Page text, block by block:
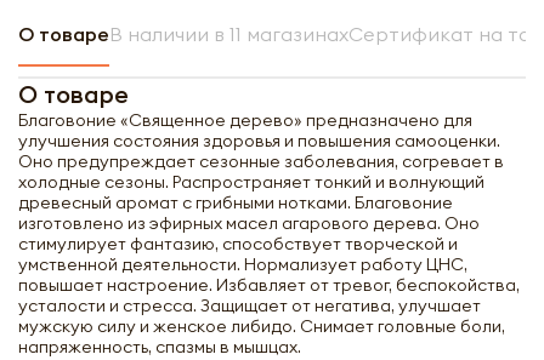
О товареВ наличии в 11 магазинахСертификат на
О товаре
Благовоние «Священное дерево» предназначено для
улучшения состояния здоровья и повышения самооценки.
Оно предупреждает сезонные заболевания, согревает в
холодные сезоны. Распространяет тонкий и волнующий
древесный аромат с грибными нотками. Благовоние
изготовлено из эфирных масел агарового дерева. Оно
стимулирует фантазию, способствует творческой и
умственной деятельности. Нормализует работу ЦНС,
повышает настроение. Избавляет от тревог, беспокойства,
усталости и стресса. Защищает от негатива, улучшает
мужскую силу и женское либидо. Снимает головные боли,
напряженность, спазмы в мышцах.